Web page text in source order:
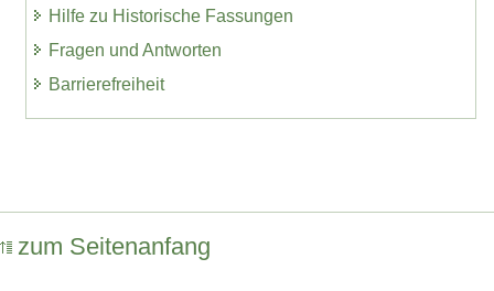
Hilfe zu Historische Fassungen
Fragen und Antworten
Barrierefreiheit
zum Seitenanfang